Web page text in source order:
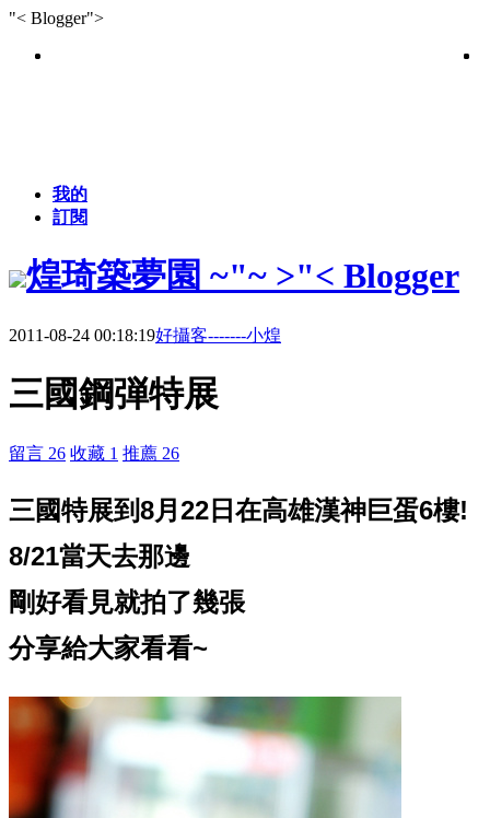
"< Blogger">
我的
訂閱
煌琦築夢園 ~"~ >"< Blogger
2011-08-24 00:18:19好攝客-------小煌
三國鋼弾特展
留言 26 收藏 1 推薦 26
三國特展到8月22日在高雄漢神巨蛋6樓!
8/21當天去那邊
剛好看見就拍了幾張
分享給大家看看~